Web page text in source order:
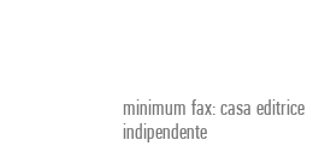
minimum fax: casa editrice
indipendente